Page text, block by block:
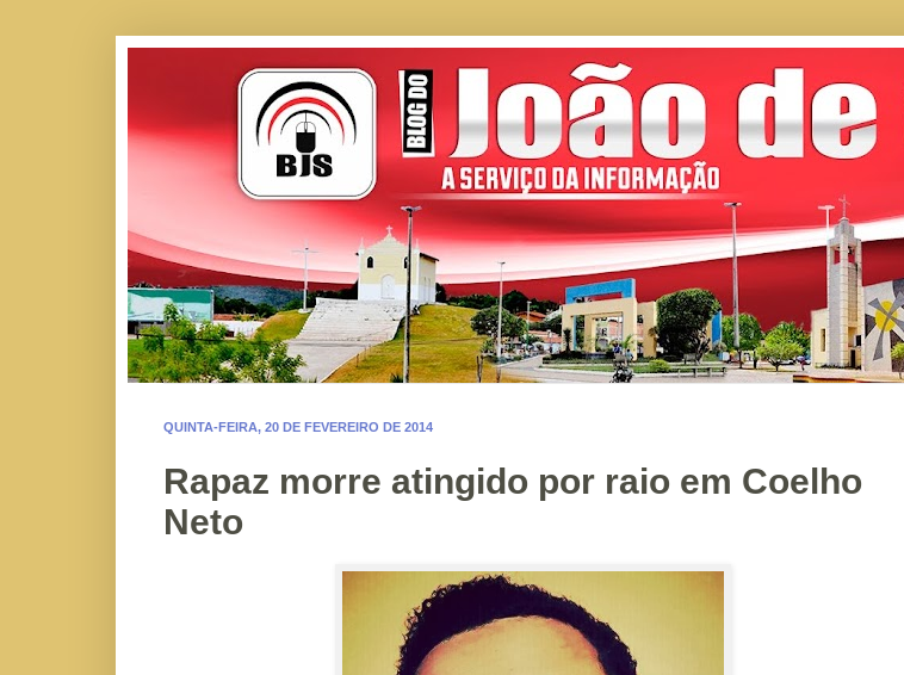
QUINTA-FEIRA, 20 DE FEVEREIRO DE 2014
Rapaz morre atingido por raio em Coelho
Neto